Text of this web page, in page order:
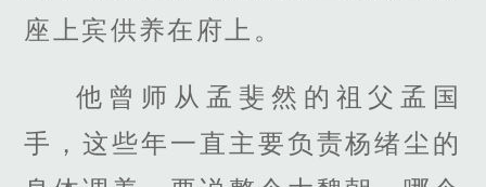
座上宾供养在府上。
他曾师从孟斐然的祖父孟国
手，这些年一直主要负责杨绪尘的